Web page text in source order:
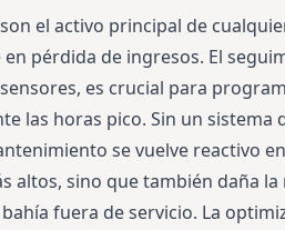
el activo principal de
pérdida de ingresos. El
es crucial para
las horas pico. Sin un
se vuelve reactivo
altos, sino que también daña
fuera de servicio. La